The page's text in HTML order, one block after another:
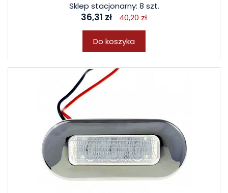
Sklep stacjonarny: 8 szt.
36,31 zł 40,20 zł
Do koszyka